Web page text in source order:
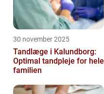
30 november 2025
Tandlæge i Kalundborg:
Optimal tandpleje for hele
familien